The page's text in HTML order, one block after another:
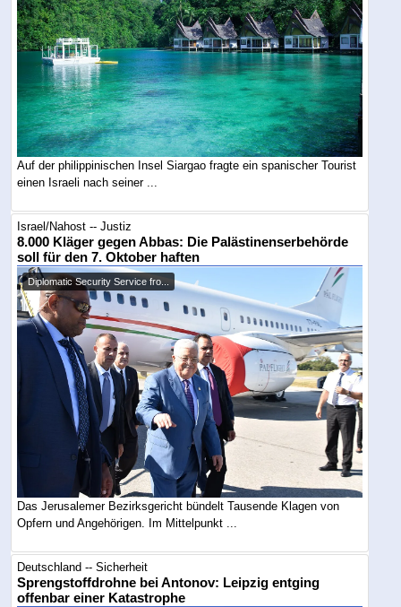
Auf der philippinischen Insel Siargao fragte ein spanischer Tourist
einen Israeli nach seiner ...
Israel/Nahost -- Justiz
8.000 Kläger gegen Abbas: Die Palästinenserbehörde
soll für den 7. Oktober haften
Diplomatic Security Service fro...
Das Jerusalemer Bezirksgericht bündelt Tausende Klagen von
Opfern und Angehörigen. Im Mittelpunkt ...
Deutschland -- Sicherheit
Sprengstoffdrohne bei Antonov: Leipzig entging
offenbar einer Katastrophe